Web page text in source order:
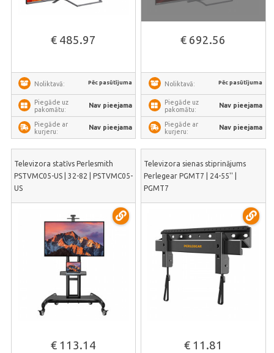
€ 485.97
Noliktavā: Pēc pasūtījuma
Piegāde uz
pakomātu:
Nav pieejama
Piegāde ar
kurjeru:
Nav pieejama
€ 692.56
Noliktavā: Pēc pasūtījuma
Piegāde uz
pakomātu:
Nav pieejama
Piegāde ar
kurjeru:
Nav pieejama
Televizora statīvs Perlesmith
PSTVMC05-US | 32-82 | PSTVMC05-
US
€ 113.14
Televizora sienas stiprinājums
Perlegear PGMT7 | 24-55'' |
PGMT7
€ 11.81